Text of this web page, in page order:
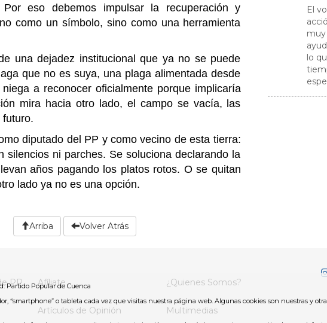
eso debemos impulsar la recuperación y
como un símbolo, sino como una herramienta
una dejadez institucional que ya no se puede
que no es suya, una plaga alimentada desde
a reconocer oficialmente porque implicaría
mira hacia otro lado, el campo se vacía, las
diputado del PP y como vecino de esta tierra:
silencios ni parches. Se soluciona declarando la
años pagando los platos rotos. O se quitan
lado ya no es una opción.
El
muy
lo
Arriba Volver Atrás
PP
Afíliate ¿Quienes Somos?
Artículos de Opinión
Multimedias
Partido Popular de Cuenca
o tableta cada vez que visitas nuestra página web. Algunas cookies son nuestras y